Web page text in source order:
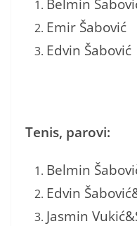
Belmin
Emir Šabović
Edvin Šabović
Tenis, parovi:
Belmin
Edvin
Jasmin